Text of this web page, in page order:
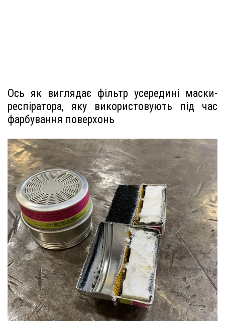
Ось як виглядає фільтр усередині маски-
респіратора, яку використовують під час
фарбування поверхонь